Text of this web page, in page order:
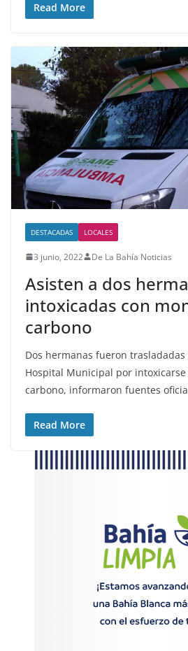
Read More
DESTACADAS LOCALES
3 junio, 2022 De La Bahía Noticias
Asisten a dos
intoxicadas con
carbono
Dos hermanas fueron
Hospital Municipal por
carbono, informaron fuentes
Read More